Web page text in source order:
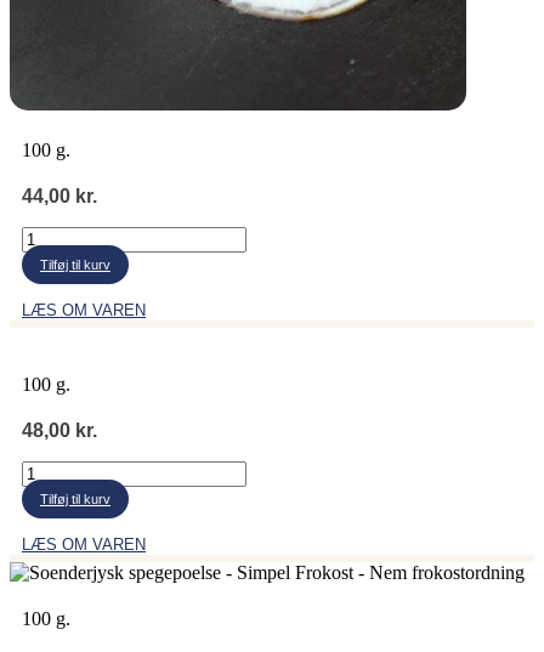
100 g.
44,00 kr.
Hamburgerryg
antalTilføj til kurv
LÆS OM VAREN
100 g.
48,00 kr.
Rullepølse,
røget
antal
Tilføj til kurv
LÆS OM VAREN
100 g.